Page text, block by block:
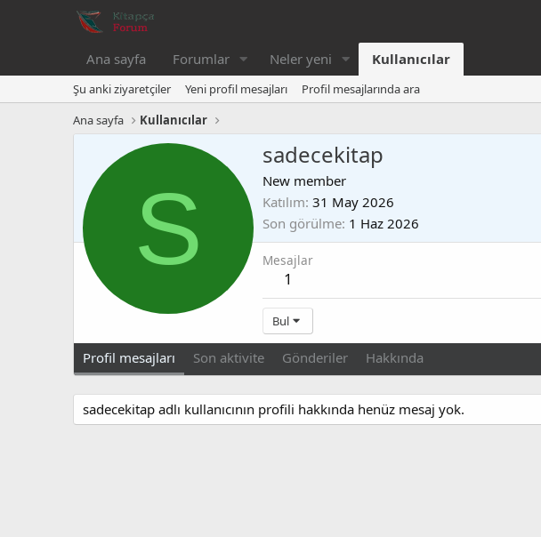
Ana sayfa Forumlar Neler yeni Kullanıcılar
Şu anki ziyaretçiler Yeni profil mesajları
Profil mesajlarında ara
Ana sayfa
Kullanıcılar
S
sadecekitap
New member
Katılım 31 May 2026
Son görülme 1 Haz 2026
Mesajlar
1
Bul
Profil mesajları Son aktivite Gönderiler Hakkında
sadecekitap adlı kullanıcının profili hakkında henüz mesaj yok.